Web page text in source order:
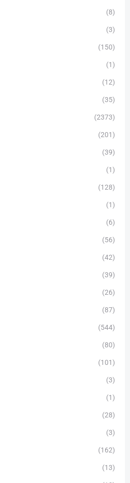
(8)
(3)
(150)
(1)
(12)
(35)
(2373)
(201)
(39)
(1)
(128)
(1)
(6)
(56)
(42)
(39)
(26)
(87)
(544)
(80)
(101)
(3)
(1)
(28)
(3)
(162)
(13)